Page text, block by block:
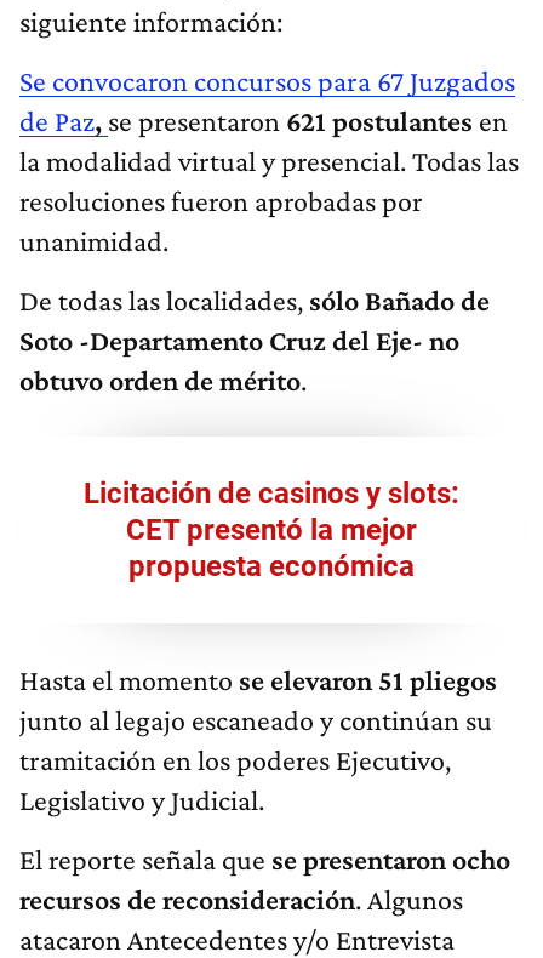
siguiente información:
Se convocaron concursos para 67 Juzgados
de Paz, se presentaron 621 postulantes en
la modalidad virtual y presencial. Todas las
resoluciones fueron aprobadas por
unanimidad.
De todas las localidades, sólo Bañado de
Soto -Departamento Cruz del Eje- no
obtuvo orden de mérito.
Licitación de casinos y slots:
CET presentó la mejor
propuesta económica
Hasta el momento se elevaron 51 pliegos
junto al legajo escaneado y continúan su
tramitación en los poderes Ejecutivo,
Legislativo y Judicial.
El reporte señala que se presentaron ocho
recursos de reconsideración. Algunos
atacaron Antecedentes y/o Entrevista